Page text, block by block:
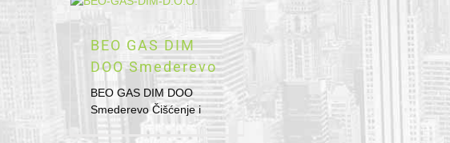
BEO GAS DIM
DOO Smederevo
BEO GAS DIM DOO
Smederevo Čišćenje i